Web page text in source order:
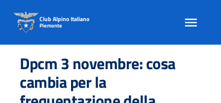
content
Club Alpino Italiano
Piemonte
Dpcm 3 novembre: cosa
cambia per la